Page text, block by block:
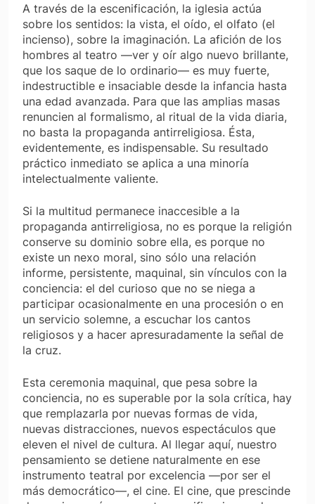
A través de la escenificación, la iglesia actúa
sobre los sentidos: la vista, el oído, el olfato (el
incienso), sobre la imaginación. La afición de los
hombres al teatro —ver y oír algo nuevo brillante,
que los saque de lo ordinario— es muy fuerte,
indestructible e insaciable desde la infancia hasta
una edad avanzada. Para que las amplias masas
renuncien al formalismo, al ritual de la vida diaria,
no basta la propaganda antirreligiosa. Ésta,
evidentemente, es indispensable. Su resultado
práctico inmediato se aplica a una minoría
intelectualmente valiente.
Si la multitud permanece inaccesible a la
propaganda antirreligiosa, no es porque la religión
conserve su dominio sobre ella, es porque no
existe un nexo moral, sino sólo una relación
informe, persistente, maquinal, sin vínculos con la
conciencia: el del curioso que no se niega a
participar ocasionalmente en una procesión o en
un servicio solemne, a escuchar los cantos
religiosos y a hacer apresuradamente la señal de
la cruz.
Esta ceremonia maquinal, que pesa sobre la
conciencia, no es superable por la sola crítica, hay
que remplazarla por nuevas formas de vida,
nuevas distracciones, nuevos espectáculos que
eleven el nivel de cultura. Al llegar aquí, nuestro
pensamiento se detiene naturalmente en ese
instrumento teatral por excelencia —por ser el
más democrático—, el cine. El cine, que prescinde